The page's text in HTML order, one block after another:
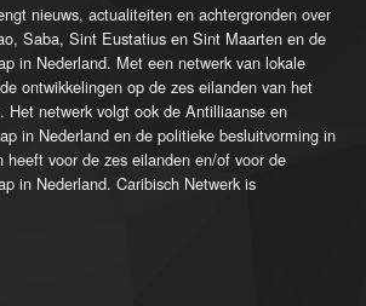
nieuws, actualiteiten en achtergronden over
Saba, Sint Eustatius en Sint Maarten en de
in Nederland. Met een netwerk van lokale
ontwikkelingen op de zes eilanden van het
Het netwerk volgt ook de Antilliaanse en
in Nederland en de politieke besluitvorming in
heeft voor de zes eilanden en/of voor de
in Nederland. Caribisch Netwerk is